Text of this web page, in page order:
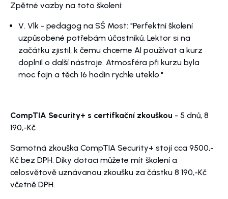
Zpětné vazby na toto školení:
V. Vlk - pedagog na SŠ Most: "Perfektní školení
uzpůsobené potřebám účastníků. Lektor si na
začátku zjistil, k čemu chceme AI používat a kurz
doplnil o další nástroje. Atmosféra při kurzu byla
moc fajn a těch 16 hodin rychle uteklo."
CompTIA Security+ s certifkační zkouškou - 5 dnů, 8
190,-Kč
Samotná zkouška CompTIA Security+ stojí cca 9500,-
Kč bez DPH. Díky dotaci můžete mít školení a
celosvětově uznávanou zkoušku za částku 8 190,-Kč
včetně DPH.